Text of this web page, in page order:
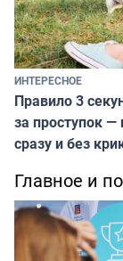
ИНТЕРЕСНОЕ
Правило 3
за проступок —
сразу и без
Главное и